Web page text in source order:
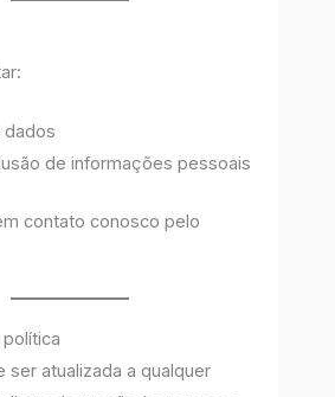
dados
de informações pessoais
contato conosco pelo
ser atualizada a qualquer